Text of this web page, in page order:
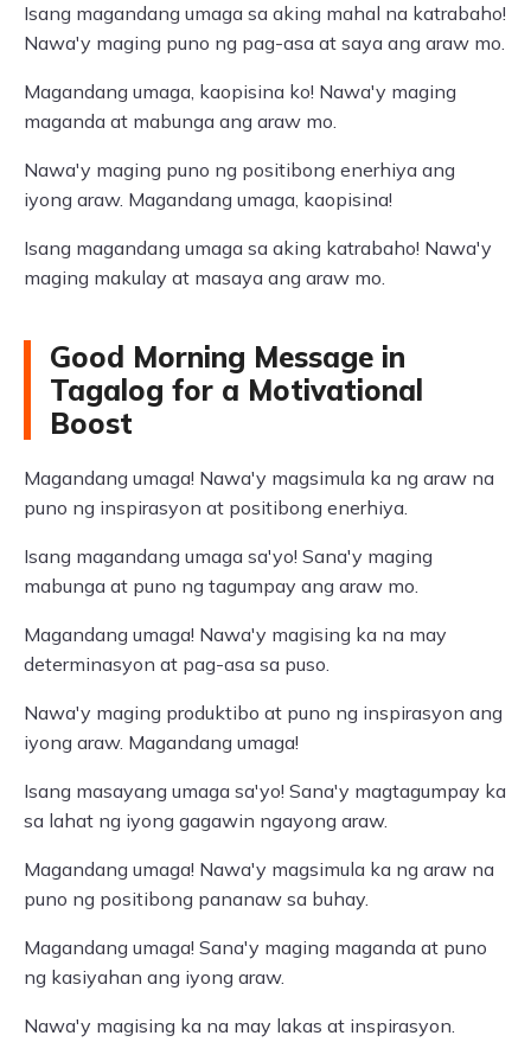
Isang magandang umaga sa aking mahal na katrabaho!
Nawa'y maging puno ng pag-asa at saya ang araw mo.
Magandang umaga, kaopisina ko! Nawa'y maging
maganda at mabunga ang araw mo.
Nawa'y maging puno ng positibong enerhiya ang
iyong araw. Magandang umaga, kaopisina!
Isang magandang umaga sa aking katrabaho! Nawa'y
maging makulay at masaya ang araw mo.
Good Morning Message in
Tagalog for a Motivational
Boost
Magandang umaga! Nawa'y magsimula ka ng araw na
puno ng inspirasyon at positibong enerhiya.
Isang magandang umaga sa'yo! Sana'y maging
mabunga at puno ng tagumpay ang araw mo.
Magandang umaga! Nawa'y magising ka na may
determinasyon at pag-asa sa puso.
Nawa'y maging produktibo at puno ng inspirasyon ang
iyong araw. Magandang umaga!
Isang masayang umaga sa'yo! Sana'y magtagumpay ka
sa lahat ng iyong gagawin ngayong araw.
Magandang umaga! Nawa'y magsimula ka ng araw na
puno ng positibong pananaw sa buhay.
Magandang umaga! Sana'y maging maganda at puno
ng kasiyahan ang iyong araw.
Nawa'y magising ka na may lakas at inspirasyon.